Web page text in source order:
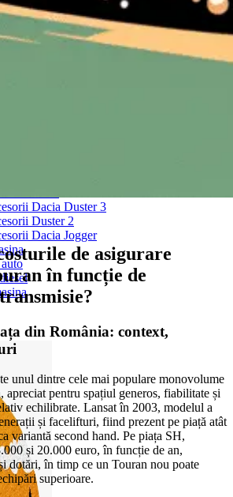
Navigație Skoda Fabia 1
Navigație Skoda Fabia 2
Navigație Skoda Octavia 1
Navigație Skoda Octavia 2
Dacia Duster 3
Duster 2
Dacia Jogger
de asigurare
în funcție de
din România: context,
unul dintre cele mai populare monovolume
apreciat pentru spațiul generos, fiabilitate și
echilibrate. Lansat în 2003, modelul a
și facelifturi, fiind prezent pe piață atât
variantă second hand. Pe piața SH,
și 20.000 euro, în funcție de an,
dotări, în timp ce un Touran nou poate
superioare.